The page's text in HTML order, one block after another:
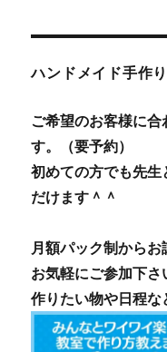
ハンドメイド手作
ご希望のお客様に合
す。（要予約）
初めての方でも先
だけます＾＾
月額パック制から
お気軽にご参加下さ
作りたい物や日程な